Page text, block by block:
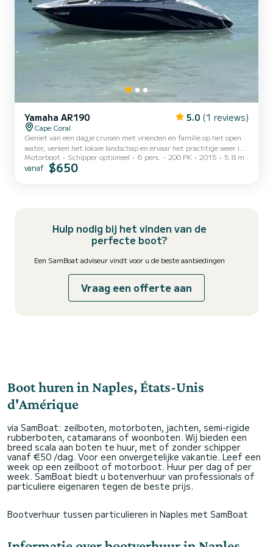
Yamaha AR190 5.0 (1 reviews)
Cape Coral
Geniet van een dagje cruisen met vrienden en familie op het open
water, verken het lokale landschap en ervaar het prachtige weer in
Florida! Yamaha AR190 - Cape Coral, Fort Myers, Bonita Springs…
FL. + Benzine Yamaha's jet-voortstuwingssysteem biedt het
Motorboot Schipper optioneel 6 pers. 200 PK 2015 5.8 m
vanaf $650
Hulp nodig bij het vinden van de
perfecte boot?
Een SamBoat adviseur vindt voor u de beste aanbiedingen
Vraag een offerte aan
Boot huren in Naples, États-Unis
d'Amérique
via SamBoat: zeilboten, motorboten, jachten, semi-rigide
rubberboten, catamarans of woonboten. Wij bieden een
breed scala aan boten te huur, met of zonder schipper
vanaf €50 /dag. Voor een onvergetelijke vakantie. Leef een
week op een zeilboot of motorboot. Huur per dag of per
week. SamBoat biedt u botenverhuur van professionals of
particuliere eigenaren tegen de beste prijs.
Bootverhuur tussen particulieren in Naples met SamBoat